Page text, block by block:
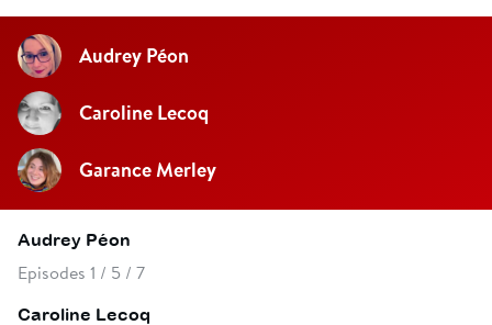
Audrey Péon
Caroline Lecoq
Garance Merley
Audrey Péon
Episodes 1 / 5 / 7
Caroline Lecoq